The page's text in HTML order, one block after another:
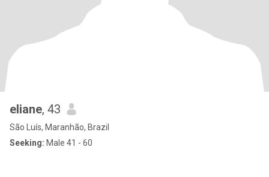
eliane, 43
São Luís, Maranhão, Brazil
Seeking: Male 41 - 60